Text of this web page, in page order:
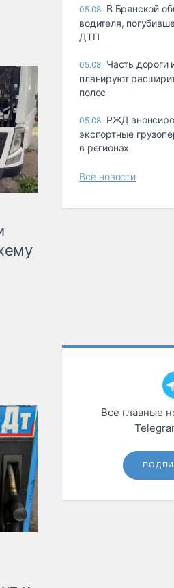
05.08 В Брянской
водителя,
ДТП
05.08 Часть дороги
планируют
полос
05.08 РЖД
экспортные
в регионах
Все новости
Все главные